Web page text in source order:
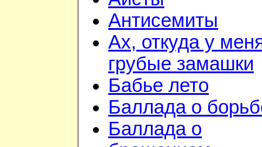
Антисемиты
Ах, откуда у
грубые замашки
Бабье лето
Баллада о
Баллада о